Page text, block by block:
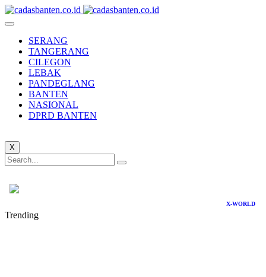
SERANG
TANGERANG
CILEGON
LEBAK
PANDEGLANG
BANTEN
NASIONAL
DPRD BANTEN
X
X-WORLD
Trending